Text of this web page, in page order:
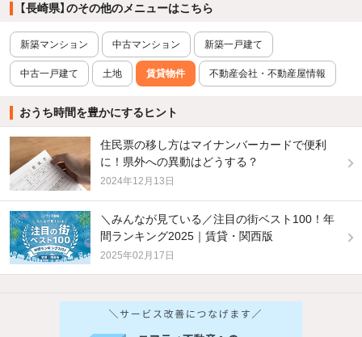
【長崎県】のその他のメニューはこちら
新築マンション 中古マンション 新築一戸建て
中古一戸建て 土地 賃貸物件 不動産会社・不動産屋情報
おうち時間を豊かにするヒント
住民票の移し方はマイナンバーカードで便利
に！県外への異動はどうする？
2024年12月13日
＼みんなが見ている／注目の街ベスト100！年
間ランキング2025｜賃貸・関西版
2025年02月17日